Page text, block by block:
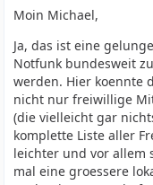
Moin Michael,
Ja, das ist eine
Notfunk bundesweit
werden. Hier koennte
nicht nur freiwillige
(die vielleicht gar
komplette Liste aller
leichter und vor allem
mal eine groessere